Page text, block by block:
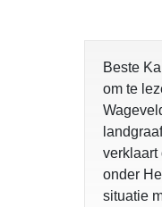
Beste
om te
verklaart
onder
situatie